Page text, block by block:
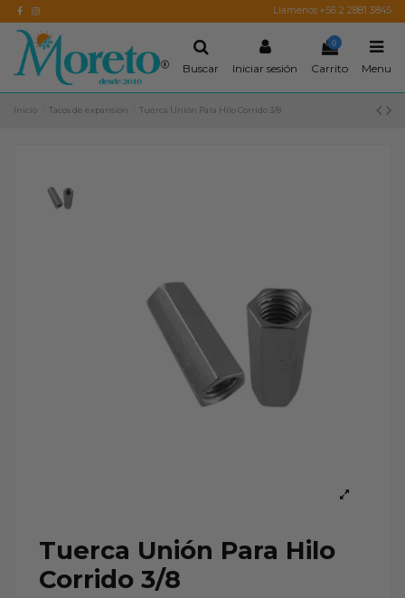
Llamenos +56 2 2881 3845
Buscar Iniciar sesión
0
Carrito Menu
Inicio Tacos de expansión Tuerca Unión Para Hilo Corrido 3/8
Tuerca Unión Para Hilo
Corrido 3/8